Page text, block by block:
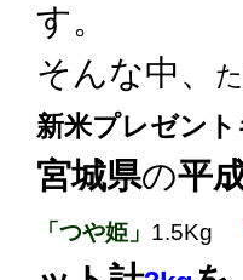
す。
そんな中、
新米プレゼン
宮城県の平
「つや姫」 1.5Kg